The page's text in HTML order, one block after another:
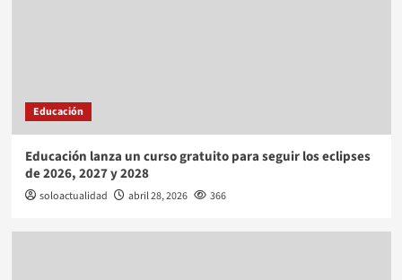
Educación
Educación lanza un curso gratuito para seguir los eclipses
de 2026, 2027 y 2028
soloactualidad abril 28, 2026 366